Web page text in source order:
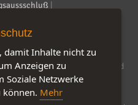
Namen und
Firmen. Unser Portal
erhalten.
damit Inhalte nicht zu
Anzeigen zu
Soziale Netzwerke
können. Mehr